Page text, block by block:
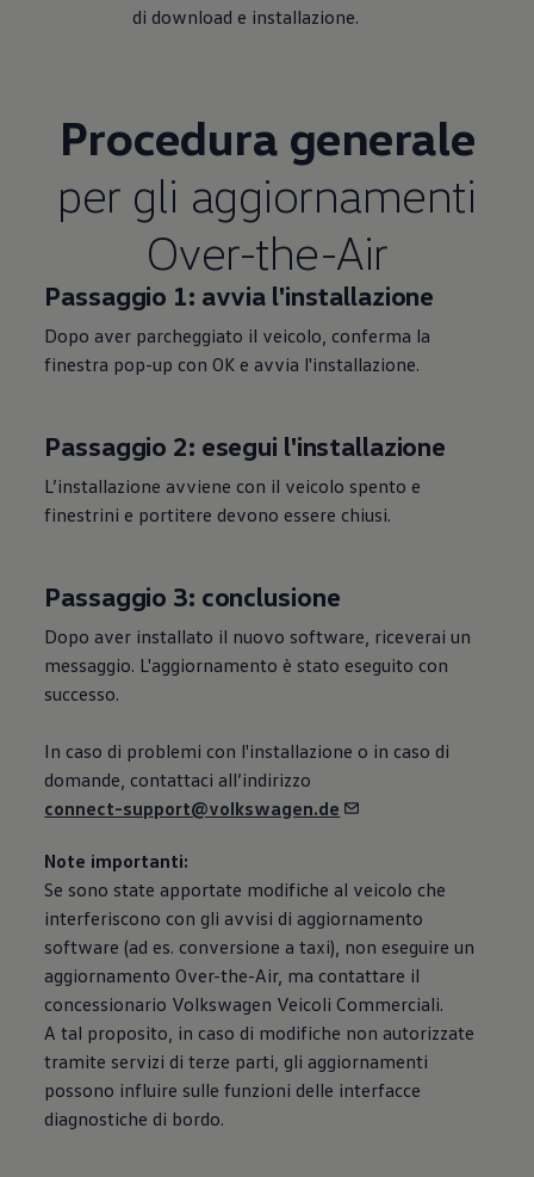
di download e installazione.
Procedura generale
per gli aggiornamenti
Over-the-Air
Passaggio 1: avvia l'installazione
Dopo aver parcheggiato il veicolo, conferma la
finestra pop-up con OK e avvia l'installazione.
Passaggio 2: esegui l'installazione
L’installazione avviene con il veicolo spento e
finestrini e portitere devono essere chiusi.
Passaggio 3: conclusione
Dopo aver installato il nuovo software, riceverai un
messaggio. L'aggiornamento è stato eseguito con
successo.
In caso di problemi con l'installazione o in caso di
domande, contattaci all’indirizzo
connect-support@volkswagen.de
Note importanti:
Se sono state apportate modifiche al veicolo che
interferiscono con gli avvisi di aggiornamento
software (ad es. conversione a taxi), non eseguire un
aggiornamento Over-the-Air, ma contattare il
concessionario Volkswagen Veicoli Commerciali.
A tal proposito, in caso di modifiche non autorizzate
tramite servizi di terze parti, gli aggiornamenti
possono influire sulle funzioni delle interfacce
diagnostiche di bordo.